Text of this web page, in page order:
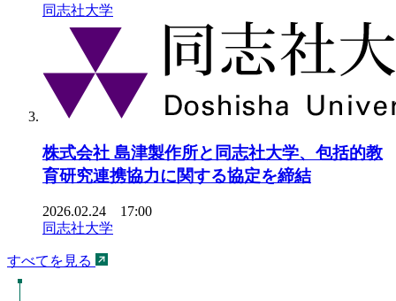
同志社大学
株式会社 島津製作所と同志社大学、包括的教
育研究連携協力に関する協定を締結
2026.02.24 17:00
同志社大学
すべてを見る